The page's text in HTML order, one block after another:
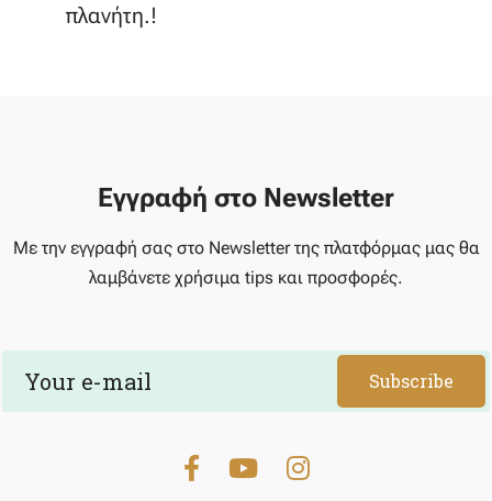
πλανήτη.!
Εγγραφή στο Newsletter
Με την εγγραφή σας στο Newsletter της πλατφόρμας μας θα
λαμβάνετε χρήσιμα tips και προσφορές.
Subscribe